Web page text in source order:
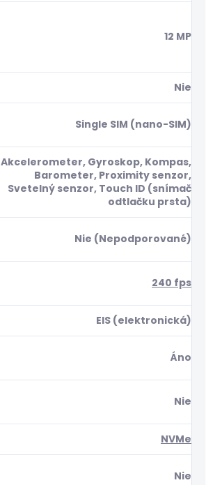
12 MP
Nie
Single SIM (nano-SIM)
Akcelerometer, Gyroskop, Kompas,
Barometer, Proximity senzor,
Svetelný senzor, Touch ID (snímač
odtlačku prsta)
Nie (Nepodporované)
240 fps
EIS (elektronická)
Áno
Nie
NVMe
Nie